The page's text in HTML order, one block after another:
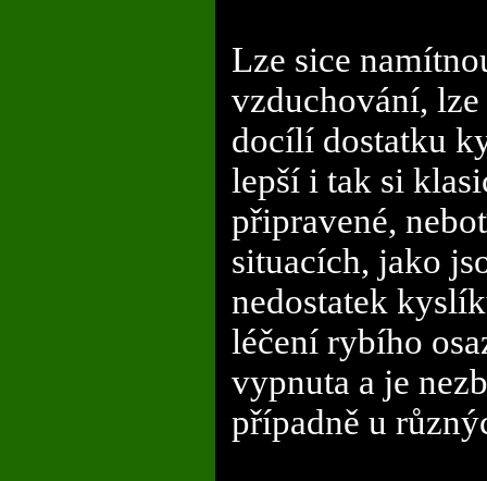
Lze sice
vzduchování,
docílí dostatku
lepší i tak si
připravené,
situacích, jako
nedostatek
léčení rybího
vypnuta a je
případně u